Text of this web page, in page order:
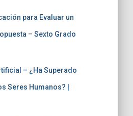
para Evaluar un
– Sexto Grado
– ¿Ha Superado
Seres Humanos? |